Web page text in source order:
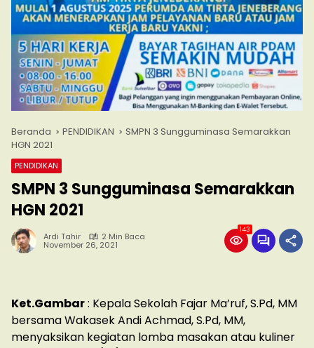
Beranda PENDIDIKAN
SMPN 3 Sungguminasa Semarakkan
HGN 2021
PENDIDIKAN
SMPN 3 Sungguminasa Semarakkan
HGN 2021
Ardi Tahir 2 Min Baca
November 26, 2021
143
Ket.Gambar: Kepala Sekolah Fajar Ma’ruf, S.Pd, MM
bersama Wakasek Andi Achmad, S.Pd, MM,
menyaksikan kegiatan lomba masakan atau kuliner